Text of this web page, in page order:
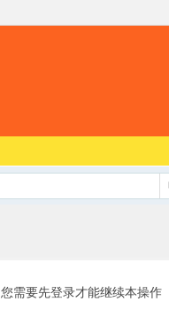
您需要先登录才能继续本操作